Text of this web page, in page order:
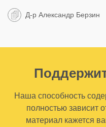
Д-р Александр Берзин
Наша способность
полностью зависит
материал кажется